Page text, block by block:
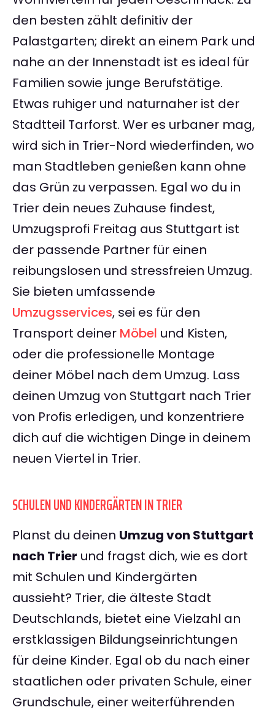
den besten zählt definitiv der
Palastgarten; direkt an einem Park und
nahe an der Innenstadt ist es ideal für
Familien sowie junge Berufstätige.
Etwas ruhiger und naturnaher ist der
Stadtteil Tarforst. Wer es urbaner mag,
wird sich in Trier-Nord wiederfinden, wo
man Stadtleben genießen kann ohne
das Grün zu verpassen. Egal wo du in
Trier dein neues Zuhause findest,
Umzugsprofi Freitag aus Stuttgart ist
der passende Partner für einen
reibungslosen und stressfreien Umzug.
Sie bieten umfassende
Umzugsservices, sei es für den
Transport deiner Möbel und Kisten,
oder die professionelle Montage
deiner Möbel nach dem Umzug. Lass
deinen Umzug von Stuttgart nach Trier
von Profis erledigen, und konzentriere
dich auf die wichtigen Dinge in deinem
neuen Viertel in Trier.
SCHULEN UND KINDERGÄRTEN IN TRIER
Planst du deinen Umzug von Stuttgart
nach Trier und fragst dich, wie es dort
mit Schulen und Kindergärten
aussieht? Trier, die älteste Stadt
Deutschlands, bietet eine Vielzahl an
erstklassigen Bildungseinrichtungen
für deine Kinder. Egal ob du nach einer
staatlichen oder privaten Schule, einer
Grundschule, einer weiterführenden